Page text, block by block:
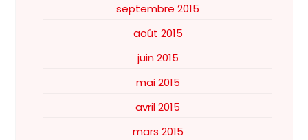
septembre 2015
août 2015
juin 2015
mai 2015
avril 2015
mars 2015